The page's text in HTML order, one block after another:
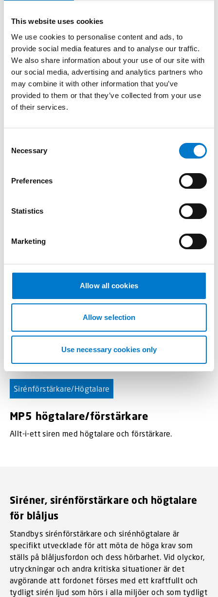
This website uses cookies
We use cookies to personalise content and ads, to
provide social media features and to analyse our traffic.
We also share information about your use of our site with
our social media, advertising and analytics partners who
may combine it with other information that you’ve
provided to them or that they’ve collected from your use
of their services.
Necessary
Preferences
Statistics
Marketing
Allow all cookies
Allow selection
Use necessary cookies only
Mikrofon med extra lång spiralkabel.
Sirénförstärkare/Högtalare
MP5 högtalare/förstärkare
Allt-i-ett siren med högtalare och förstärkare.
Siréner, sirénförstärkare och högtalare
för blåljus
Standbys sirénförstärkare och sirénhögtalare är
specifikt utvecklade för att möta de höga krav som
ställs på blåljusfordon och dess hörbarhet. Vid olyckor,
utryckningar och andra kritiska situationer är det
avgörande att fordonet förses med ett kraftfullt och
tydligt sirén ljud som hörs i alla miljöer och som tydligt